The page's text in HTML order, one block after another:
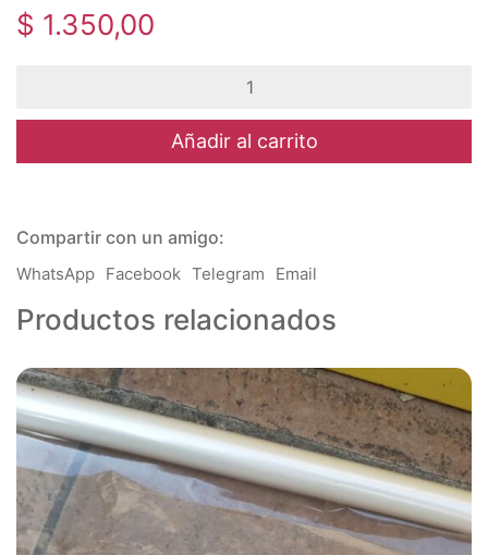
$ 1.350,00
Tirador
Añadir al carrito
Compartir con un amigo:
WhatsApp Facebook Telegram Email
Productos relacionados